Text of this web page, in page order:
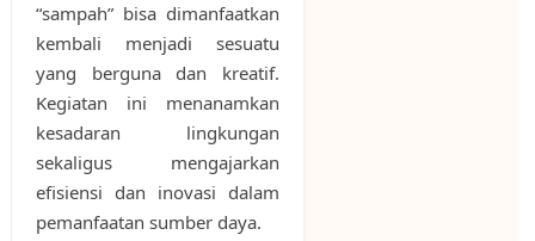
“sampah” bisa dimanfaatkan
kembali menjadi sesuatu
yang berguna dan kreatif.
Kegiatan ini menanamkan
kesadaran lingkungan
sekaligus mengajarkan
efisiensi dan inovasi dalam
pemanfaatan sumber daya.